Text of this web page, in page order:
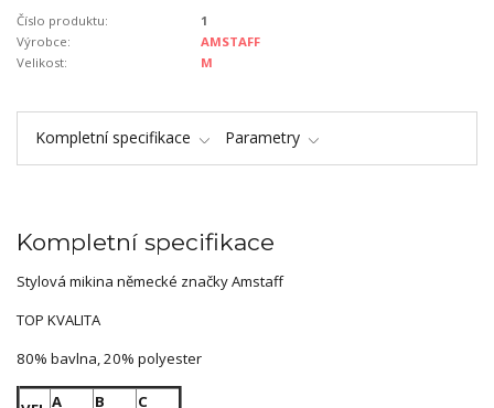
Číslo produktu:
1
Výrobce:
AMSTAFF
Velikost:
M
Kompletní specifikace Parametry
Kompletní specifikace
Stylová mikina německé značky Amstaff
TOP KVALITA
80% bavlna, 20% polyester
A B C